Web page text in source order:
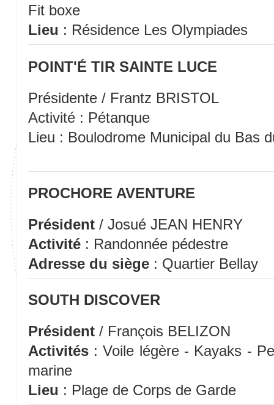
Fit boxe
Lieu : Résidence Les Olympiades
POINT'É TIR SAINTE LUCE
Présidente / Frantz BRISTOL
Activité : Pétanque
Lieu : Boulodrome Municipal du Bas
PROCHORE AVENTURE
Président/ Josué JEAN HENRY
Activité: Randonnée pédestre
Adresse du siège: Quartier Bellay
SOUTH DISCOVER
Président/ François BELIZON
Activités: Voile légère - Kayaks -
marine
Lieu : Plage de Corps de Garde